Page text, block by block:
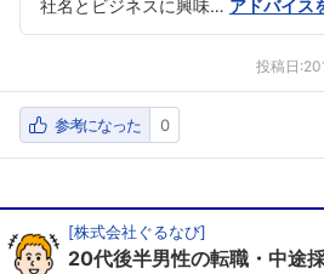
社名とビジネスに興味… アドバイス
投稿日:
参考になった 0
[株式会社ぐるなび]
20代後半男性の転職・中途